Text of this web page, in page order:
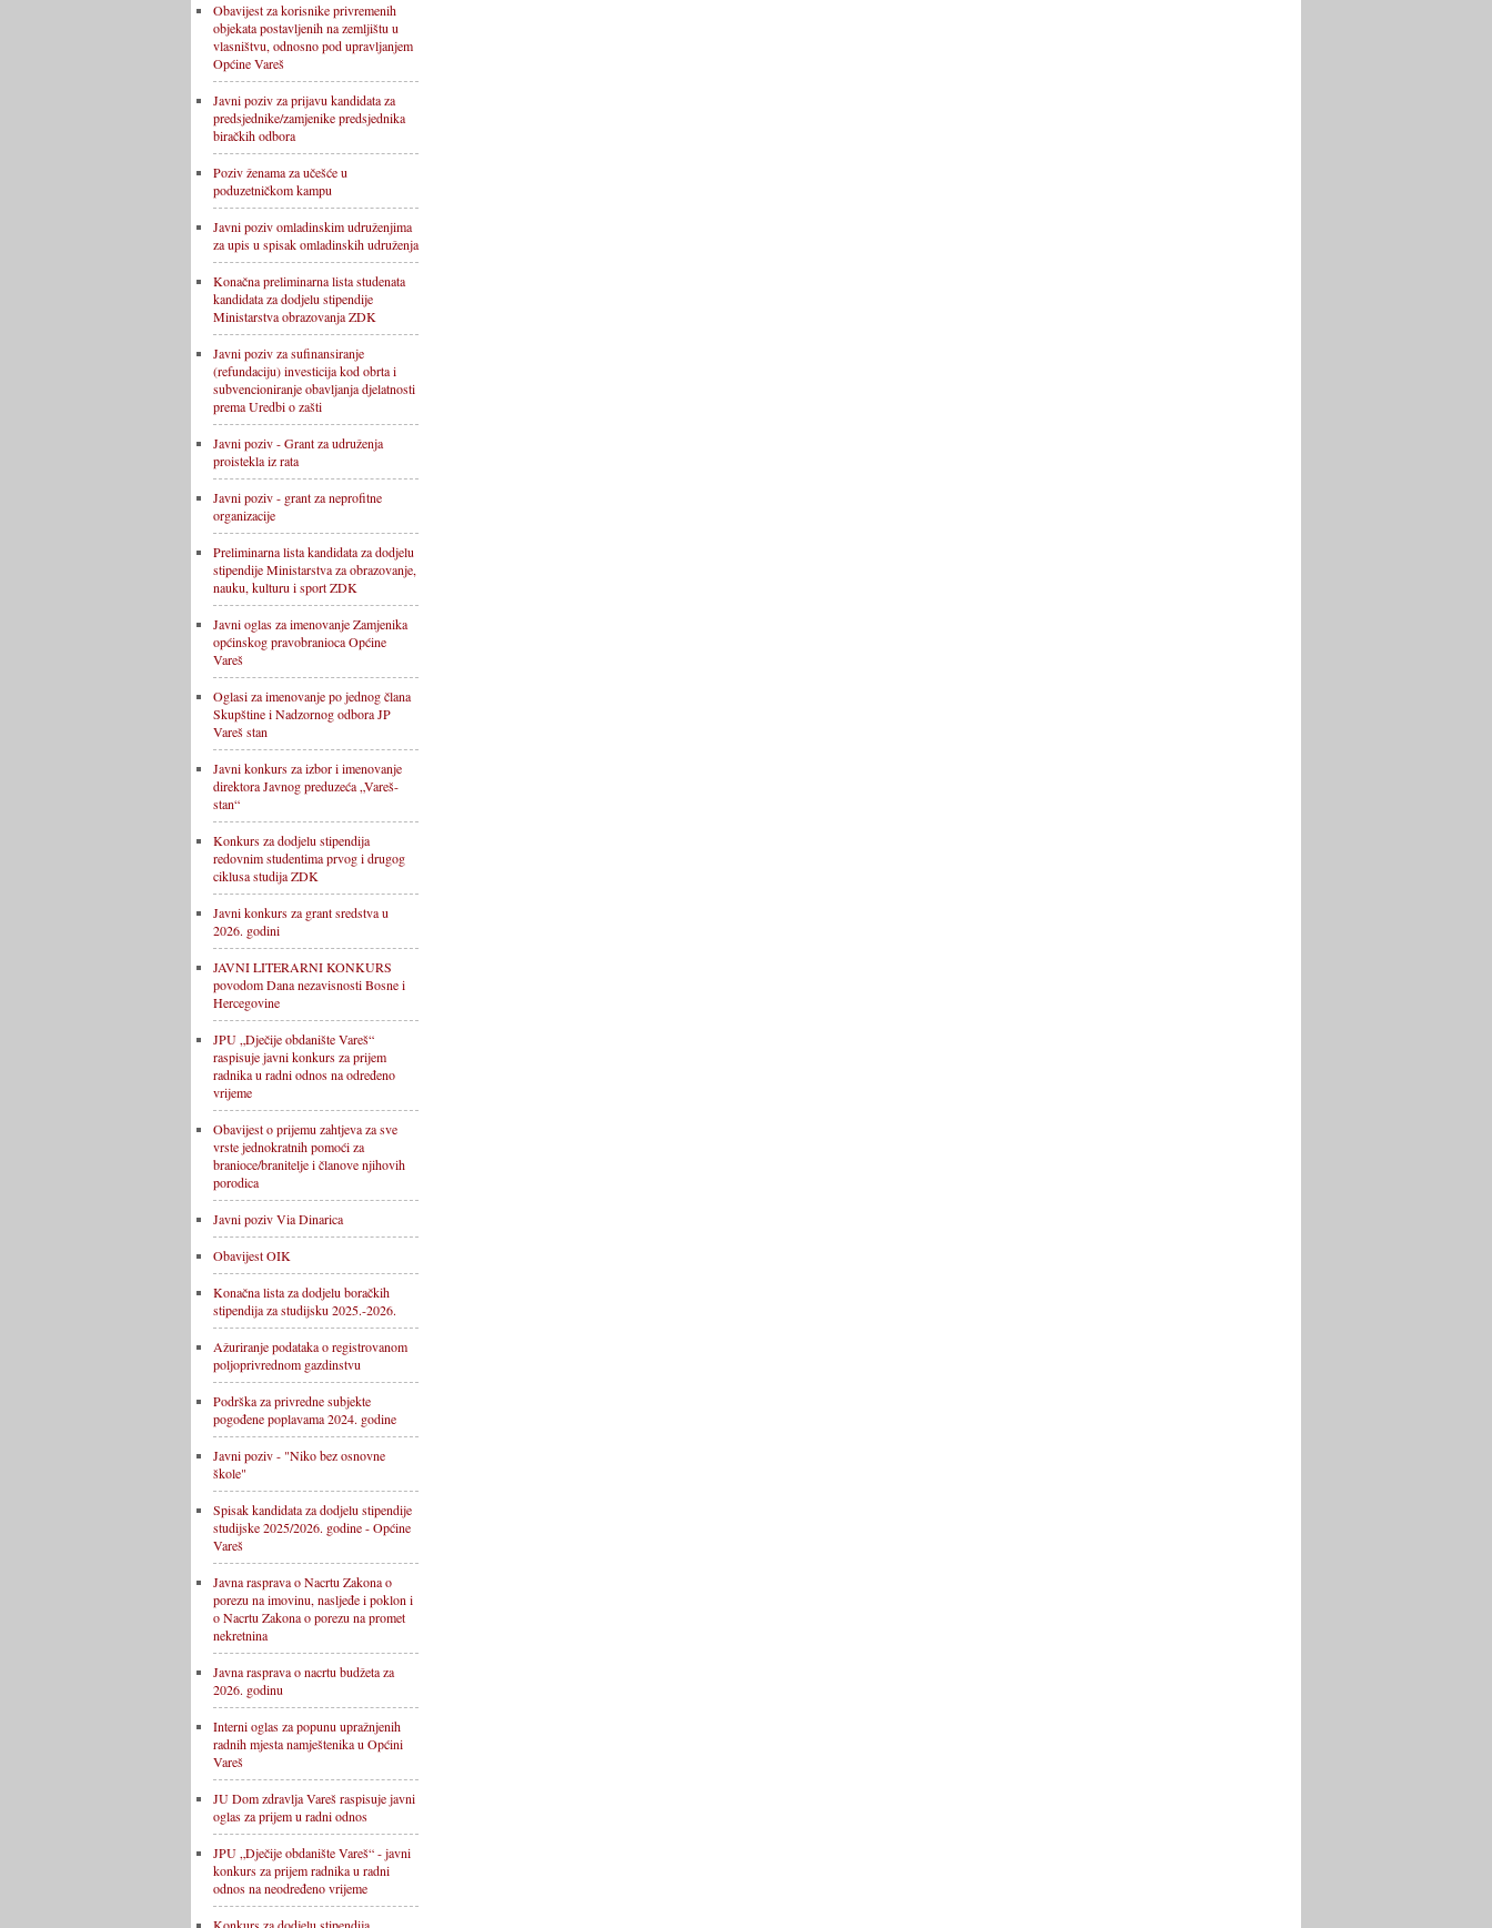
Obavijest za korisnike privremenih
objekata postavljenih na zemljištu u
vlasništvu, odnosno pod upravljanjem
Općine Vareš
Javni poziv za prijavu kandidata za
predsjednike/zamjenike predsjednika
biračkih odbora
Poziv ženama za učešće u
poduzetničkom kampu
Javni poziv omladinskim udruženjima
za upis u spisak omladinskih udruženja
Konačna preliminarna lista studenata
kandidata za dodjelu stipendije
Ministarstva obrazovanja ZDK
Javni poziv za sufinansiranje
(refundaciju) investicija kod obrta i
subvencioniranje obavljanja djelatnosti
prema Uredbi o zašti
Javni poziv - Grant za udruženja
proistekla iz rata
Javni poziv - grant za neprofitne
organizacije
Preliminarna lista kandidata za dodjelu
stipendije Ministarstva za obrazovanje,
nauku, kulturu i sport ZDK
Javni oglas za imenovanje Zamjenika
općinskog pravobranioca Općine
Vareš
Oglasi za imenovanje po jednog člana
Skupštine i Nadzornog odbora JP
Vareš stan
Javni konkurs za izbor i imenovanje
direktora Javnog preduzeća „Vareš-
stan“
Konkurs za dodjelu stipendija
redovnim studentima prvog i drugog
ciklusa studija ZDK
Javni konkurs za grant sredstva u
2026. godini
JAVNI LITERARNI KONKURS
povodom Dana nezavisnosti Bosne i
Hercegovine
JPU „Dječije obdanište Vareš“
raspisuje javni konkurs za prijem
radnika u radni odnos na određeno
vrijeme
Obavijest o prijemu zahtjeva za sve
vrste jednokratnih pomoći za
branioce/branitelje i članove njihovih
porodica
Javni poziv Via Dinarica
Obavijest OIK
Konačna lista za dodjelu boračkih
stipendija za studijsku 2025.-2026.
Ažuriranje podataka o registrovanom
poljoprivrednom gazdinstvu
Podrška za privredne subjekte
pogođene poplavama 2024. godine
Javni poziv - "Niko bez osnovne
škole"
Spisak kandidata za dodjelu stipendije
studijske 2025/2026. godine - Općine
Vareš
Javna rasprava o Nacrtu Zakona o
porezu na imovinu, nasljeđe i poklon i
o Nacrtu Zakona o porezu na promet
nekretnina
Javna rasprava o nacrtu budžeta za
2026. godinu
Interni oglas za popunu upražnjenih
radnih mjesta namještenika u Općini
Vareš
JU Dom zdravlja Vareš raspisuje javni
oglas za prijem u radni odnos
JPU „Dječije obdanište Vareš“ - javni
konkurs za prijem radnika u radni
odnos na neodređeno vrijeme